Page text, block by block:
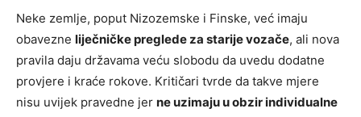
Neke zemlje, poput Nizozemske i Finske, već imaju
obavezne liječničke preglede za starije vozače, ali nova
pravila daju državama veću slobodu da uvedu dodatne
provjere i kraće rokove. Kritičari tvrde da takve mjere
nisu uvijek pravedne jer ne uzimaju u obzir individualne